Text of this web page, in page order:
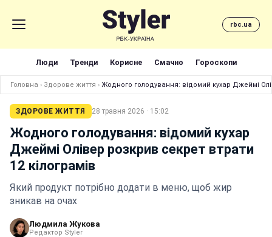
rbc.ua
Люди Тренди Корисне Смачно Гороскопи
Головна › Здорове життя › Жодного голодування: відомий кухар Джеймі
ЗДОРОВЕ ЖИТТЯ 28 травня 2026 · 15:02
Жодного голодування: відомий кухар
Джеймі Олівер розкрив секрет втрати
12 кілограмів
Який продукт потрібно додати в меню, щоб жир
зникав на очах
Людмила Жукова
Редактор Styler